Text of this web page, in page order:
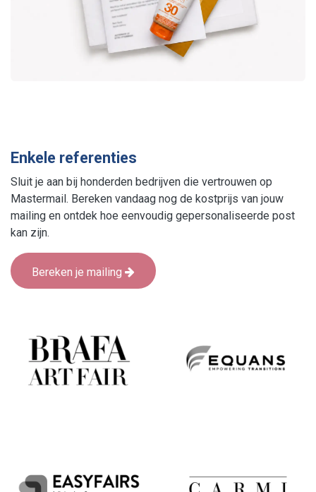
Enkele referenties
Sluit je aan bij honderden bedrijven die vertrouwen op
Mastermail. Bereken vandaag nog de kostprijs van jouw
mailing en ontdek hoe eenvoudig gepersonaliseerde post
kan zijn.
Bereken je mailing